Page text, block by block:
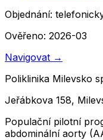
Objednání:
Ověřeno: 2026-03
Navigovat →
Poliklinika Milevsko
Jeřábkova 158,
Populační pilotní
abdominální aorty